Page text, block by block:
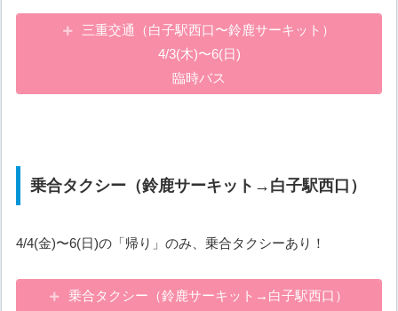
三重交通（白子駅西口〜鈴鹿サーキット）
4/3(木)〜6(日)
臨時バス
乗合タクシー（鈴鹿サーキット→白子駅西口）
4/4(金)〜6(日)の「帰り」のみ、乗合タクシーあり！
乗合タクシー（鈴鹿サーキット→白子駅西口）